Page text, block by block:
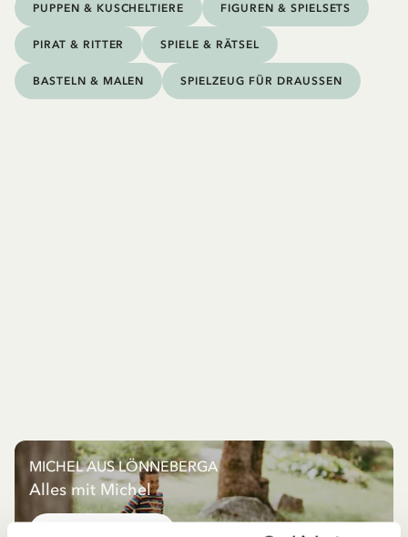
PUPPEN & KUSCHELTIERE FIGUREN & SPIELSETS
PIRAT & RITTER SPIELE & RÄTSEL
BASTELN & MALEN SPIELZEUG FÜR DRAUSSEN
MICHEL AUS LÖNNEBERGA
Alles mit Michel